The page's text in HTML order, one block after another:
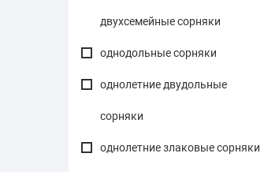
двухсемейные сорняки
однодольные сорняки
однолетние двудольные
сорняки
однолетние злаковые сорняки